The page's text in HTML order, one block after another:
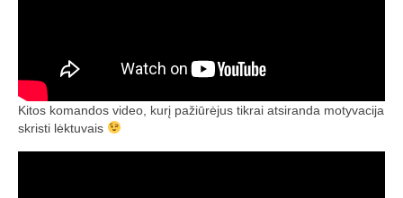
Trasa
Rezultatai
Kitos komandos video, kurį pažiūrėjus tikrai atsiranda motyvacija
skristi lėktuvais